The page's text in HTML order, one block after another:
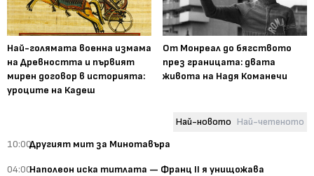
Най-голямата военна измама
на Древността и първият
мирен договор в историята:
уроците на Кадеш
От Монреал до бягството
през границата: двата
живота на Надя Команечи
Най-новото Най-четеното
10:00Другият мит за Минотавъра
04:00Наполеон иска титлата — Франц II я унищожава